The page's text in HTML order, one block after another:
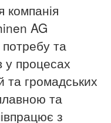
компанія
AG
та
у процесах
та громадських
та
з